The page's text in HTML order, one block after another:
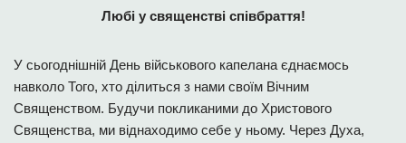
Любі у священстві співбраття!
У сьогоднішній День військового капелана єднаємось
навколо Того, хто ділиться з нами своїм Вічним
Священством. Будучи покликаними до Христового
Священства, ми віднаходимо себе у ньому. Через Духа,